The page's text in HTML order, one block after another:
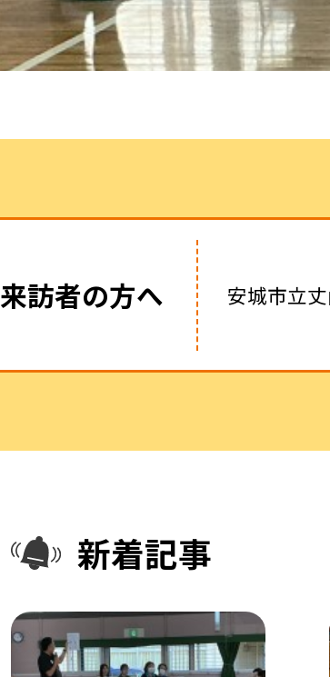
来訪者の方へ 安城市立丈
新着記事